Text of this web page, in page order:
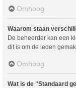
Omhoog
Waarom staan
De beheerder kan een
dit is om de leden
Omhoog
Wat is de "Standaard